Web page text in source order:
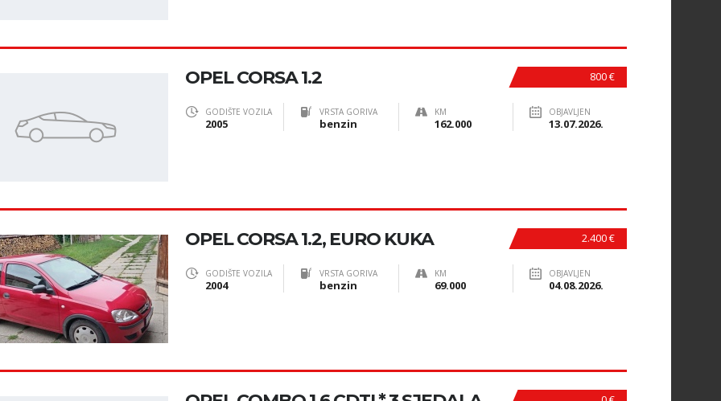
800 €
OPEL CORSA 1.2
GODIŠTE VOZILA
2005
VRSTA GORIVA
benzin
KM
162.000
OBJAVLJEN
13.07.2026.
2.400 €
OPEL CORSA 1.2, EURO KUKA
GODIŠTE VOZILA
2004
VRSTA GORIVA
benzin
KM
69.000
OBJAVLJEN
04.08.2026.